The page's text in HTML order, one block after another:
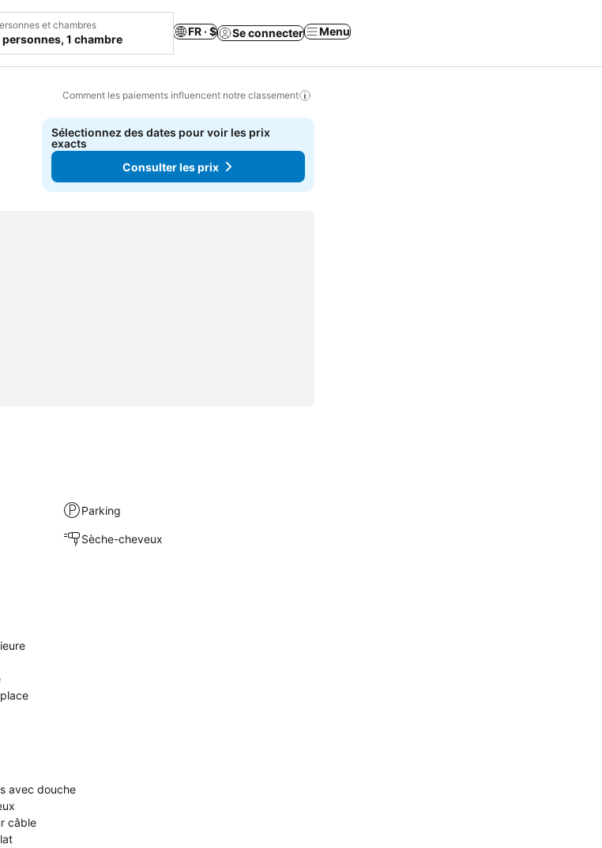
et chambres
personnes, 1 chambre
FR · $ Se connecter Menu
Comment les paiements influencent notre classement
Ajouter à mes favoris
Sélectionnez des dates pour voir les prix
exacts
Consulter les prix
Parking
Sèche-cheveux
avec douche
câble